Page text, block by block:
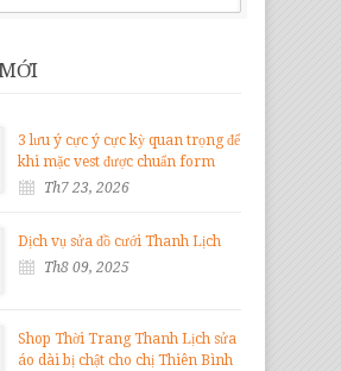
3 lưu ý cực ý cực kỳ quan trọng để
khi mặc vest được chuẩn form
Th7 23, 2026
Dịch vụ sửa đồ cưới Thanh Lịch
Th8 09, 2025
Shop Thời Trang Thanh Lịch sửa
áo dài bị chật cho chị Thiên Bình